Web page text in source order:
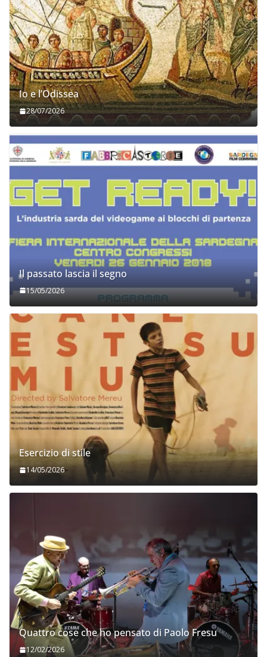
Io e l’Odissea
28/07/2026
Il passato lascia il segno
15/05/2026
Esercizio di stile
14/05/2026
Quattro cose che ho pensato di Paolo Fresu
12/02/2026